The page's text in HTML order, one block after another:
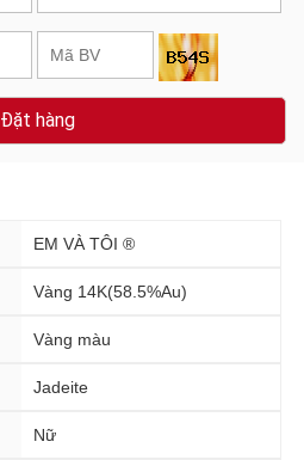
Đặt hàng
EM VÀ TÔI ®
Vàng 14K(58.5%Au)
Vàng màu
Jadeite
Nữ